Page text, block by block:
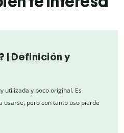
| Definición y
utilizada y poco original. Es
usarse, pero con tanto uso pierde